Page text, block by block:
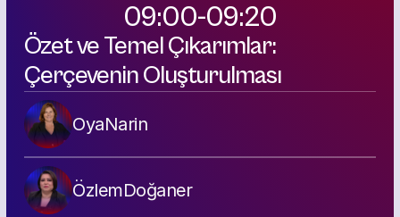
09:00-09:20
Özet ve Temel Çıkarımlar:
Çerçevenin Oluşturulması
OyaNarin
ÖzlemDoğaner